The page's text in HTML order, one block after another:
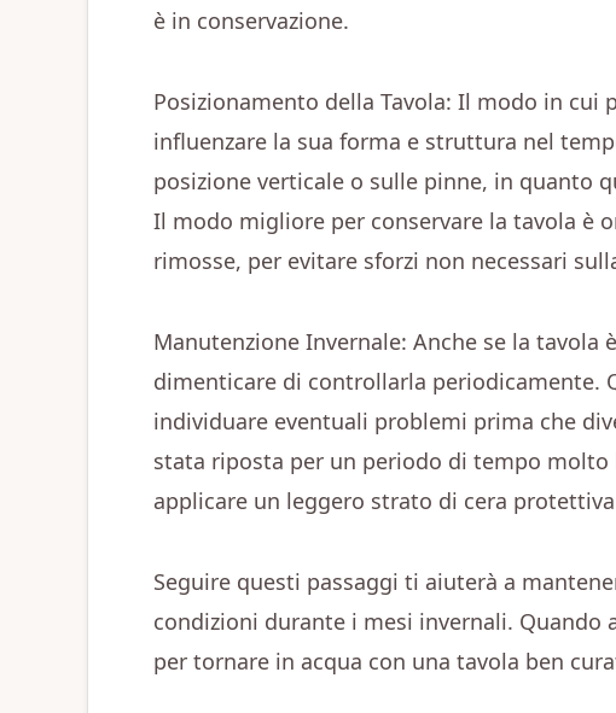
è in conservazione.
Posizionamento della Tavola: Il modo in cui
influenzare la sua forma e struttura nel
posizione verticale o sulle pinne, in quanto
Il modo migliore per conservare la tavola è
rimosse, per evitare sforzi non necessari
Manutenzione Invernale: Anche se la tavola
dimenticare di controllarla periodicamente.
individuare eventuali problemi prima che
stata riposta per un periodo di tempo
applicare un leggero strato di cera
Seguire questi passaggi ti aiuterà a
condizioni durante i mesi invernali. Quando
per tornare in acqua con una tavola ben